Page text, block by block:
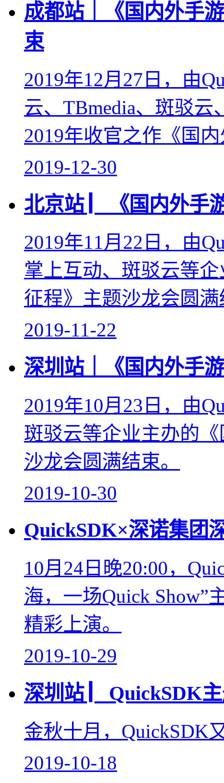
成都站｜《国内外手
束
2019年12月27日，由
云、TBmedia、斑驳
2019年收官之作《国
2019-12-30
北京站 ▏《国内外手
2019年11月22日，由
掌上互动、斑驳云等
征程》主题沙龙会圆满
2019-11-22
深圳站｜《国内外手
2019年10月23日，由
斑驳云等企业主办的
沙龙会圆满结束。
2019-10-30
QuickSDK×深诺集团
10月24日晚20:00，
海，一场Quick Show”
精彩上演。
2019-10-29
深圳站 ▏QuickSDK
金秋十月，QuickSDK
2019-10-18